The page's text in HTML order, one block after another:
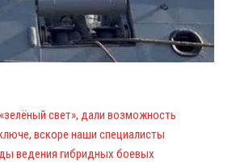
свет», дали возможность
вскоре наши специалисты
ведения гибридных боевых